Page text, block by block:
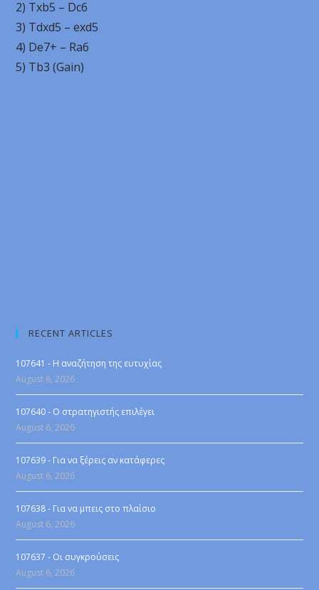
2) Txb5 – Dc6
3) Tdxd5 – exd5
4) De7+ – Ra6
5) Tb3 (Gain)
RECENT ARTICLES
107641 - Η αναζήτηση της ευτυχίας
August 6, 2026
107640 - Ο στρατηγιστής επιλέγει
August 6, 2026
107639 - Για να ξέρεις αν κατάφερες
August 6, 2026
107638 - Για να μπεις στο πλαίσιο
August 6, 2026
107637 - Οι συγκρούσεις
August 6, 2026